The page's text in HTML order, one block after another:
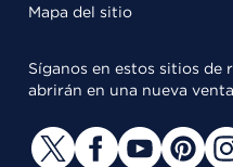
Mapa del sitio
Síganos en estos sitios de
abrirán en una nueva